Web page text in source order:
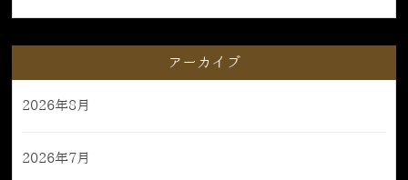
アーカイブ
2026年8月
2026年7月